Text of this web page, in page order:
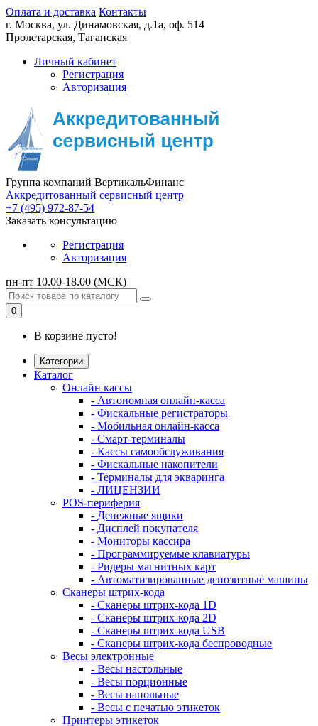
Оплата и доставка Контакты
г. Москва, ул. Динамовская, д.1а, оф. 514
Пролетарская, Таганская
Личный кабинет
Регистрация
Авторизация
Группа компаний ВертикальФинанс
Аккредитованный сервисный центр
+7 (495) 972-87-54
Заказать консультацию
Регистрация
Авторизация
пн-пт 10.00-18.00 (МСК)
0
В корзине пусто!
Категории
Каталог
Онлайн кассы
- Автономная онлайн-касса
- Фискальные регистраторы
- Мобильная онлайн-касса
- Смарт-терминалы
- Кассы самообслуживания
- Фискальные накопители
- Терминалы для экваринга
- ЛИЦЕНЗИИ
POS-периферия
- Денежные ящики
- Дисплей покупателя
- Мониторы кассира
- Программируемые клавиатуры
- Ридеры магнитных карт
- Автоматизированные депозитные машины
Сканеры штрих-кода
- Сканеры штрих-кода 1D
- Сканеры штрих-кода 2D
- Сканеры штрих-кода USB
- Сканеры штрих-кода беспроводные
Весы электронные
- Весы настольные
- Весы порционные
- Весы напольные
- Весы с печатью этикеток
Принтеры этикеток